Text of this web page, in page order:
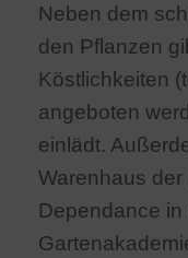
Neben dem
den Pflanzen
Köstlichkeiten
angeboten
einlädt.
Warenhaus
Dependance